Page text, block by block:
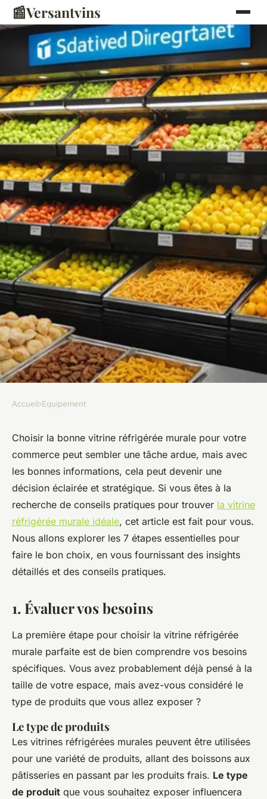
📰Versantvins
EQUIPEMENT
7 étapes pour choisir la vitrine
réfrigérée murale parfaite
victoire•17 février 2025•7 min de lecture
Accueil›Equipement
Choisir la bonne vitrine réfrigérée murale pour votre
commerce peut sembler une tâche ardue, mais avec
les bonnes informations, cela peut devenir une
décision éclairée et stratégique. Si vous êtes à la
recherche de conseils pratiques pour trouver la vitrine
réfrigérée murale idéale, cet article est fait pour vous.
Nous allons explorer les 7 étapes essentielles pour
faire le bon choix, en vous fournissant des insights
détaillés et des conseils pratiques.
1. Évaluer vos besoins
La première étape pour choisir la vitrine réfrigérée
murale parfaite est de bien comprendre vos besoins
spécifiques. Vous avez probablement déjà pensé à la
taille de votre espace, mais avez-vous considéré le
type de produits que vous allez exposer ?
Le type de produits
Les vitrines réfrigérées murales peuvent être utilisées
pour une variété de produits, allant des boissons aux
pâtisseries en passant par les produits frais. Le type
de produit que vous souhaitez exposer influencera